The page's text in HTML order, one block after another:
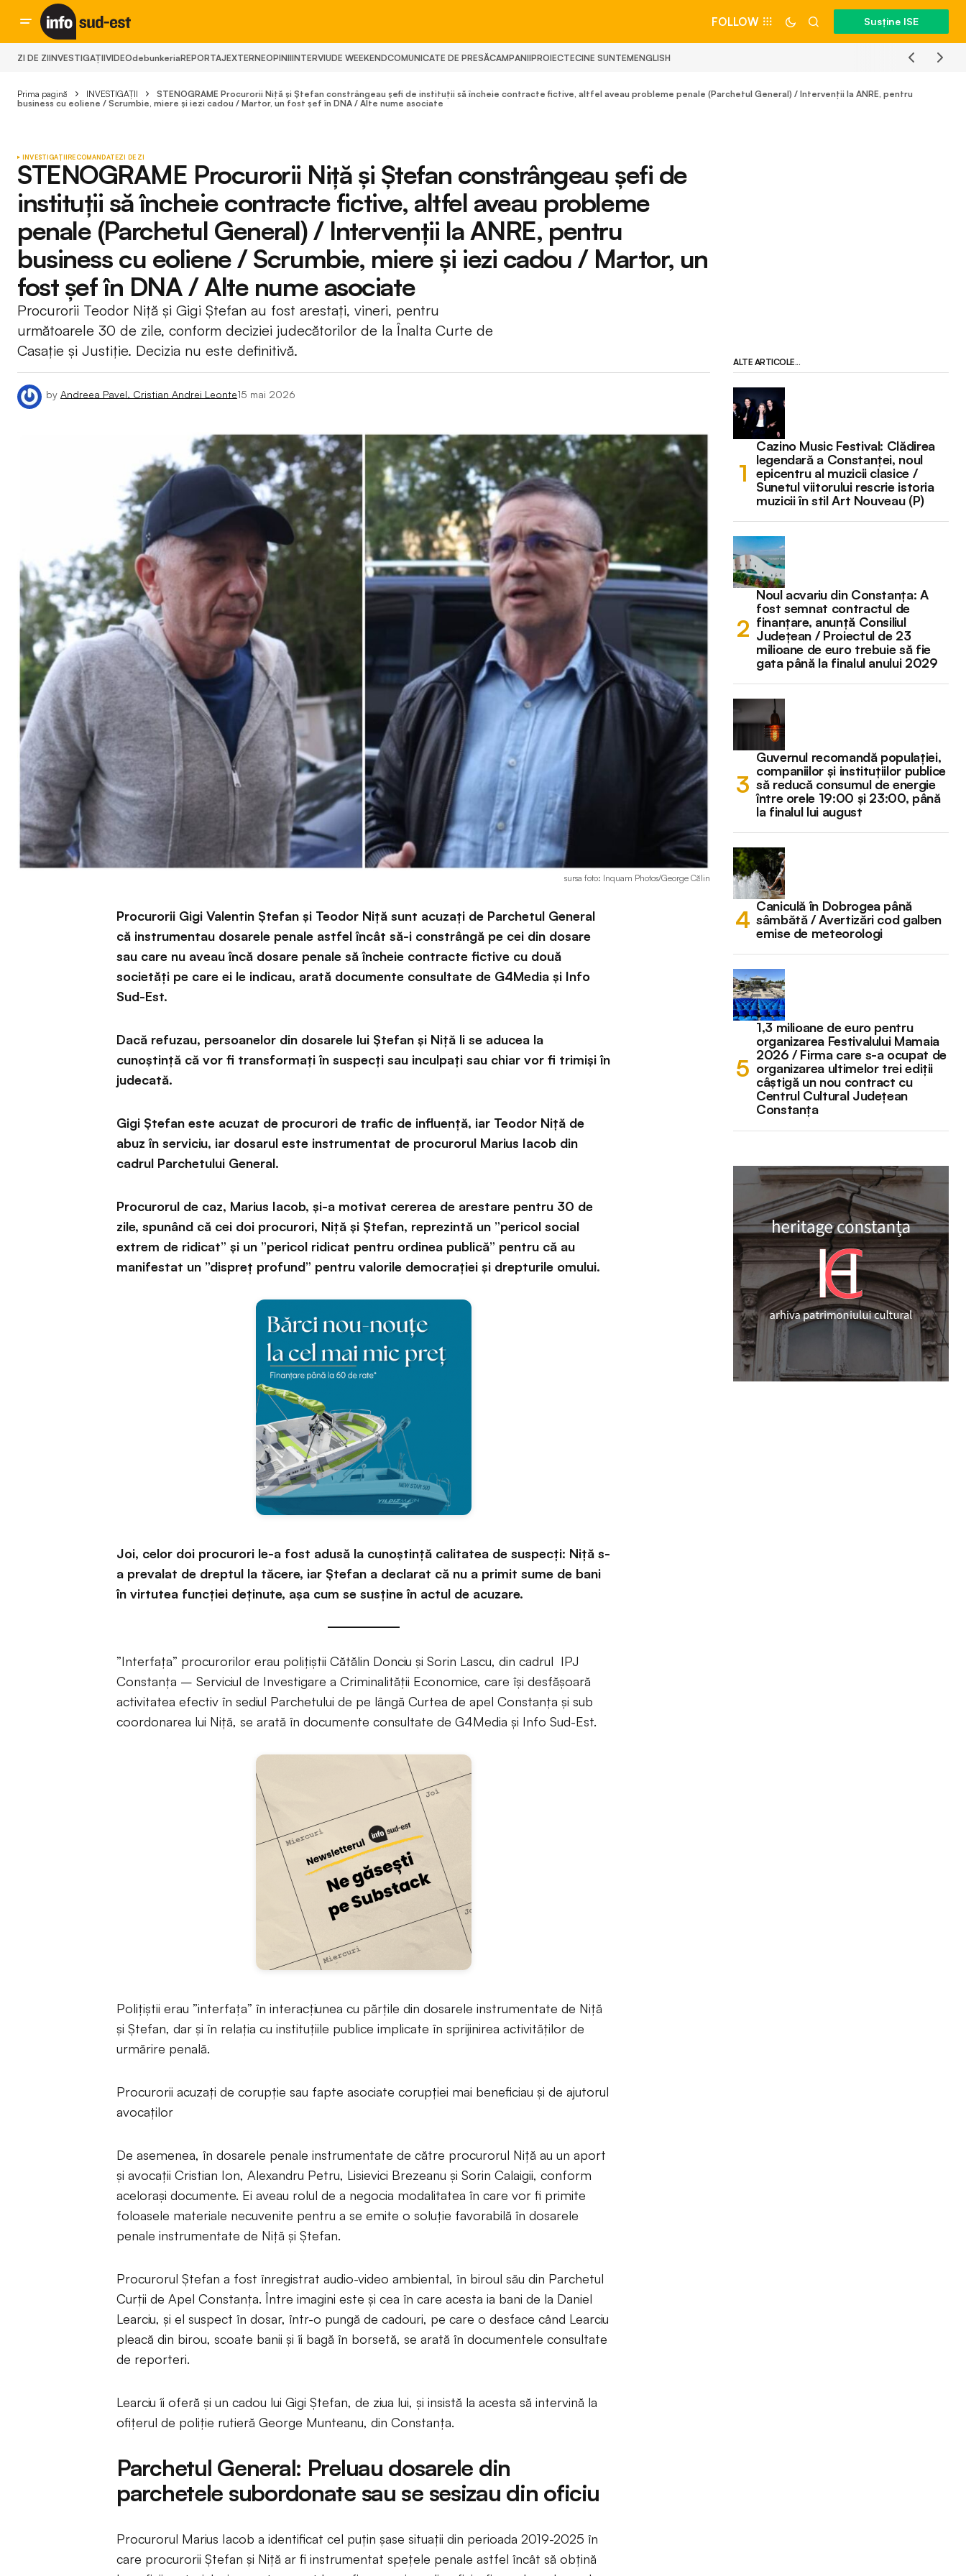
FOLLOW Susține ISE
ZI DE ZIINVESTIGAȚIIVIDEOdebunkeriaREPORTAJEXTERNEOPINIIINTERVIUDE WEEKENDCOMUNICATE DE PRESĂCAMPANIIPROIECTECINE SUNTEMENGLISH
Prima pagină INVESTIGAȚII
STENOGRAME Procurorii Niță și Ștefan constrângeau șefi de instituții să încheie contracte fictive, altfel aveau probleme penale (Parchetul General) / Intervenții la ANRE, pentru
business cu eoliene / Scrumbie, miere și iezi cadou / Martor, un fost șef în DNA / Alte nume asociate
INVESTIGAȚIIRECOMANDATEZI DE ZI
STENOGRAME Procurorii Niță și Ștefan constrângeau șefi de
instituții să încheie contracte fictive, altfel aveau probleme
penale (Parchetul General) / Intervenții la ANRE, pentru
business cu eoliene / Scrumbie, miere și iezi cadou / Martor, un
fost șef în DNA / Alte nume asociate
Procurorii Teodor Niță și Gigi Ștefan au fost arestați, vineri, pentru
următoarele 30 de zile, conform deciziei judecătorilor de la Înalta Curte de
Casație și Justiție. Decizia nu este definitivă.
by Andreea Pavel, Cristian Andrei Leonte15 mai 2026
sursa foto: Inquam Photos/George Călin
Procurorii Gigi Valentin Ștefan și Teodor Niță sunt acuzați de Parchetul General
că instrumentau dosarele penale astfel încât să-i constrângă pe cei din dosare
sau care nu aveau încă dosare penale să încheie contracte fictive cu două
societăți pe care ei le indicau, arată documente consultate de G4Media și Info
Sud-Est.
Dacă refuzau, persoanelor din dosarele lui Ștefan și Niță li se aducea la
cunoștință că vor fi transformați în suspecți sau inculpați sau chiar vor fi trimiși în
judecată.
Gigi Ștefan este acuzat de procurori de trafic de influență, iar Teodor Niță de
abuz în serviciu, iar dosarul este instrumentat de procurorul Marius Iacob din
cadrul Parchetului General.
Procurorul de caz, Marius Iacob, și-a motivat cererea de arestare pentru 30 de
zile, spunând că cei doi procurori, Niță și Ștefan, reprezintă un ”pericol social
extrem de ridicat” și un ”pericol ridicat pentru ordinea publică” pentru că au
manifestat un ”dispreț profund” pentru valorile democrației și drepturile omului.
Joi, celor doi procurori le-a fost adusă la cunoștință calitatea de suspecți: Niță s-
a prevalat de dreptul la tăcere, iar Ștefan a declarat că nu a primit sume de bani
în virtutea funcției deținute, așa cum se susține în actul de acuzare.
”Interfața” procurorilor erau polițiștii Cătălin Donciu și Sorin Lascu, din cadrul IPJ
Constanța – Serviciul de Investigare a Criminalității Economice, care își desfășoară
activitatea efectiv în sediul Parchetului de pe lângă Curtea de apel Constanța și sub
coordonarea lui Niță, se arată în documente consultate de G4Media și Info Sud-Est.
Polițiștii erau ”interfața” în interacțiunea cu părțile din dosarele instrumentate de Niță
și Ștefan, dar și în relația cu instituțiile publice implicate în sprijinirea activităților de
urmărire penală.
Procurorii acuzați de corupție sau fapte asociate corupției mai beneficiau și de ajutorul
avocaților
De asemenea, în dosarele penale instrumentate de către procurorul Niță au un aport
și avocații Cristian Ion, Alexandru Petru, Lisievici Brezeanu și Sorin Calaigii, conform
acelorași documente. Ei aveau rolul de a negocia modalitatea în care vor fi primite
foloasele materiale necuvenite pentru a se emite o soluție favorabilă în dosarele
penale instrumentate de Niță și Ștefan.
Procurorul Ștefan a fost înregistrat audio-video ambiental, în biroul său din Parchetul
Curții de Apel Constanța. Între imagini este și cea în care acesta ia bani de la Daniel
Learciu, și el suspect în dosar, într-o pungă de cadouri, pe care o desface când Learciu
pleacă din birou, scoate banii și îi bagă în borsetă, se arată în documentele consultate
de reporteri.
Learciu îi oferă și un cadou lui Gigi Ștefan, de ziua lui, și insistă la acesta să intervină la
ofițerul de poliție rutieră George Munteanu, din Constanța.
Parchetul General: Preluau dosarele din
parchetele subordonate sau se sesizau din oficiu
Procurorul Marius Iacob a identificat cel puțin șase situații din perioada 2019-2025 în
care procurorii Ștefan și Niță ar fi instrumentat spețele penale astfel încât să obțină
ALTE ARTICOLE...
Cazino Music Festival: Clădirea
legendară a Constanței, noul
epicentru al muzicii clasice /
Sunetul viitorului rescrie istoria
muzicii în stil Art Nouveau (P)
Noul acvariu din Constanța: A
fost semnat contractul de
finanțare, anunță Consiliul
Județean / Proiectul de 23
milioane de euro trebuie să fie
gata până la finalul anului 2029
Guvernul recomandă populației,
companiilor și instituțiilor publice
să reducă consumul de energie
între orele 19:00 și 23:00, până
la finalul lui august
Caniculă în Dobrogea până
sâmbătă / Avertizări cod galben
emise de meteorologi
1,3 milioane de euro pentru
organizarea Festivalului Mamaia
2026 / Firma care s-a ocupat de
organizarea ultimelor trei ediții
câștigă un nou contract cu
Centrul Cultural Județean
Constanța